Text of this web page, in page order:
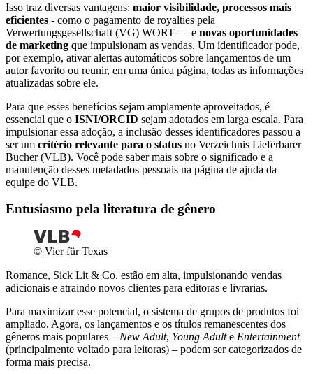
Isso traz diversas vantagens: maior visibilidade, processos mais
eficientes - como o pagamento de royalties pela
Verwertungsgesellschaft (VG) WORT — e novas oportunidades
de marketing que impulsionam as vendas. Um identificador pode,
por exemplo, ativar alertas automáticos sobre lançamentos de um
autor favorito ou reunir, em uma única página, todas as informações
atualizadas sobre ele.
Para que esses benefícios sejam amplamente aproveitados, é
essencial que o ISNI/ORCID sejam adotados em larga escala. Para
impulsionar essa adoção, a inclusão desses identificadores passou a
ser um critério relevante para o status no Verzeichnis Lieferbarer
Bücher (VLB). Você pode saber mais sobre o significado e a
manutenção desses metadados pessoais na página de ajuda da
equipe do VLB.
Entusiasmo pela literatura de gênero
© Vier für Texas
Romance, Sick Lit & Co. estão em alta, impulsionando vendas
adicionais e atraindo novos clientes para editoras e livrarias.
Para maximizar esse potencial, o sistema de grupos de produtos foi
ampliado. Agora, os lançamentos e os títulos remanescentes dos
gêneros mais populares – New Adult, Young Adulte Entertainment
(principalmente voltado para leitoras) – podem ser categorizados de
forma mais precisa.